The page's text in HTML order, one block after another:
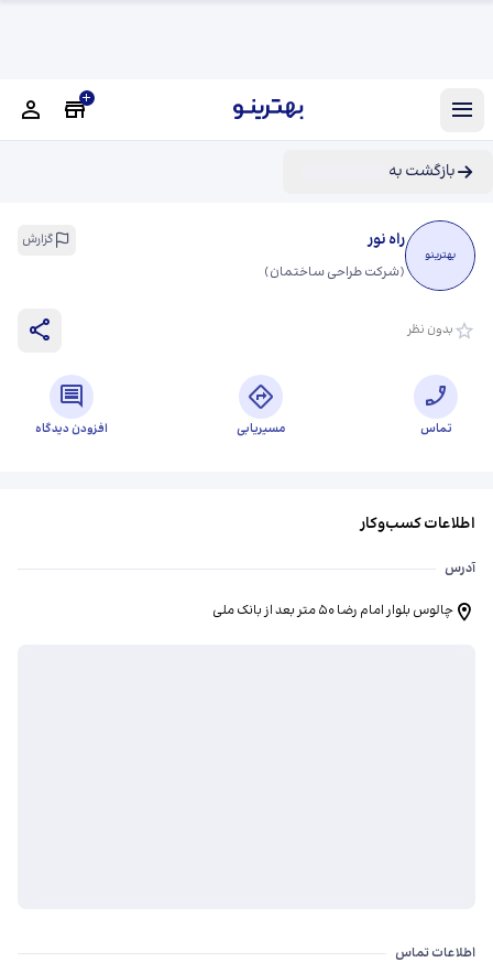
بازگشت به
بهترینو
راه نور گزارش
(شرکت طراحی ساختمان)
بدون نظر
تماس مسیریابی افزودن دیدگاه
اطلاعات کسب‌وکار
آدرس
چالوس بلوار امام رضا ۵۰ متر بعد از بانک ملی
اطلاعات تماس